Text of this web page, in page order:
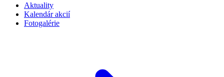
Aktuality
Kalendár akcií
Fotogalérie